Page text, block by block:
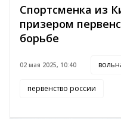
Спортсменка из
призером
борьбе
02 мая 2025, 10:40
первенство россии